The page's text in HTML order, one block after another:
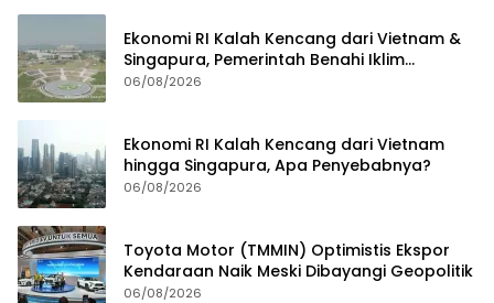
Ekonomi RI Kalah Kencang dari Vietnam &
Singapura, Pemerintah Benahi Iklim
Investasi
06/08/2026
Ekonomi RI Kalah Kencang dari Vietnam
hingga Singapura, Apa Penyebabnya?
06/08/2026
Toyota Motor (TMMIN) Optimistis Ekspor
Kendaraan Naik Meski Dibayangi Geopolitik
06/08/2026